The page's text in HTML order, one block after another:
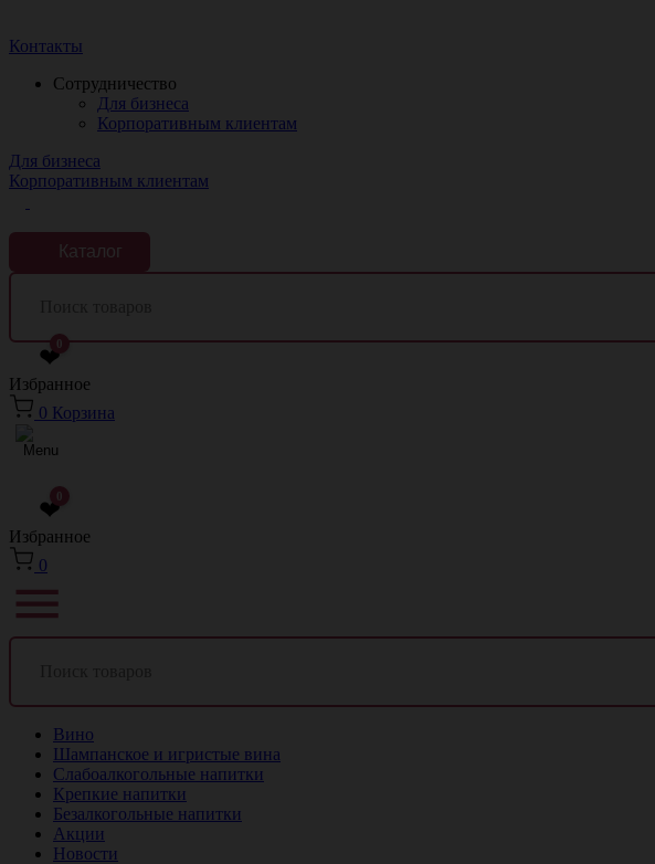
Контакты
Сотрудничество
Для бизнеса
Корпоративным клиентам
Для бизнеса
Корпоративным клиентам
Каталог
❤
0
Избранное
0 Корзина
❤
0
Избранное
0
Вино
Шампанское и игристые вина
Слабоалкогольные напитки
Крепкие напитки
Безалкогольные напитки
Акции
Новости